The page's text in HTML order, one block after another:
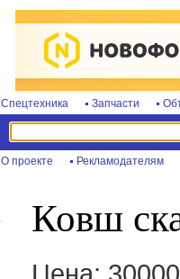
Спецтехника Запчасти
О проекте Рекламодателям
Ковш